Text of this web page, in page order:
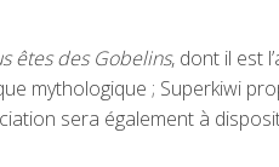
êtes des Gobelins, dont il est
mythologique ; Superkiwi
sera également à